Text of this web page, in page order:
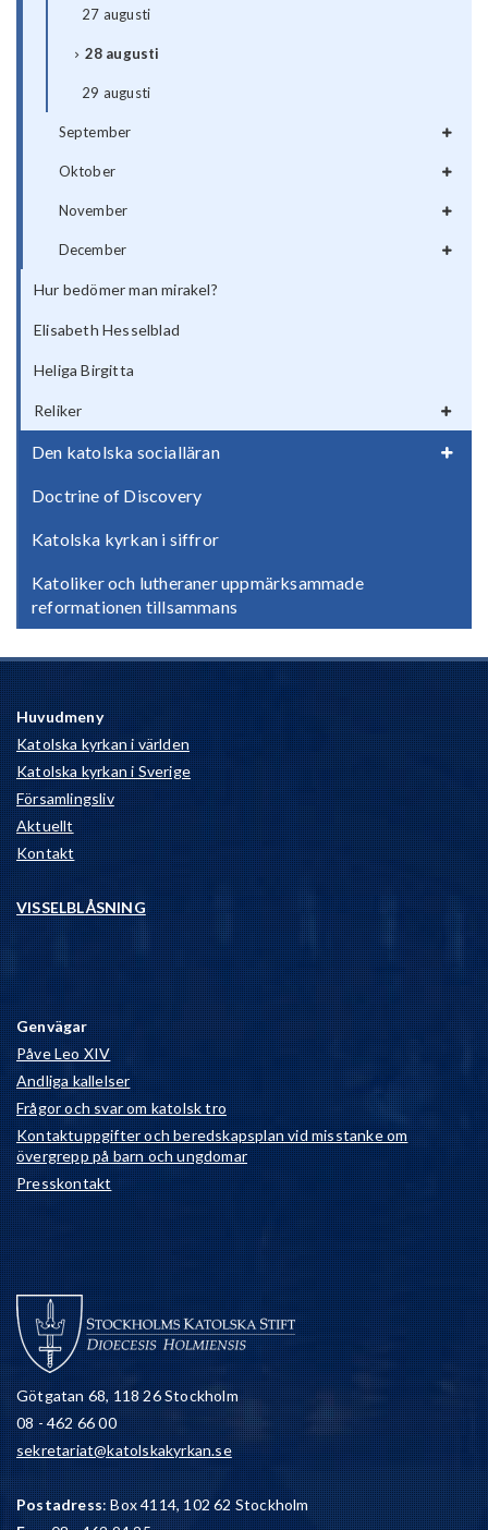
27 augusti
28 augusti
29 augusti
September
Oktober
November
December
Hur bedömer man mirakel?
Elisabeth Hesselblad
Heliga Birgitta
Reliker
Den katolska socialläran
Doctrine of Discovery
Katolska kyrkan i siffror
Katoliker och lutheraner uppmärksammade
reformationen tillsammans
Huvudmeny
Katolska kyrkan i världen
Katolska kyrkan i Sverige
Församlingsliv
Aktuellt
Kontakt
VISSELBLÅSNING
Genvägar
Påve Leo XIV
Andliga kallelser
Frågor och svar om katolsk tro
Kontaktuppgifter och beredskapsplan vid misstanke om
övergrepp på barn och ungdomar
Presskontakt
Götgatan 68, 118 26 Stockholm
08 - 462 66 00
sekretariat@katolskakyrkan.se
Postadress: Box 4114, 102 62 Stockholm